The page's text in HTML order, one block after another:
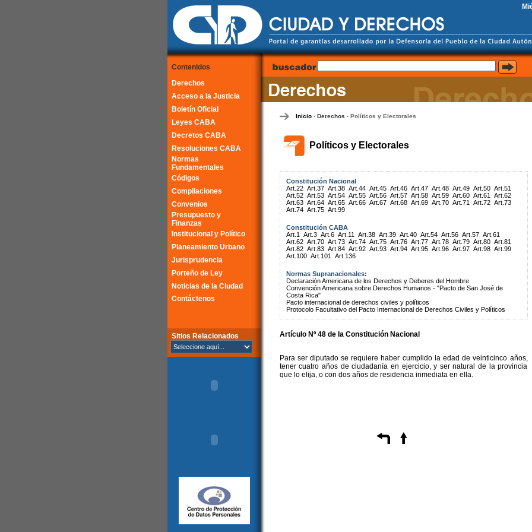
Contenidos
Derechos
Acceso a la Justicia
Boletín Oficial
Leyes CABA
Decretos CABA
Resoluciones CABA
Normas
Fundamentales
Códigos
Compilaciones
Convenios
Presupuesto y
Finanzas
Institucional y Político
Planeamiento Urbano
Jurisprudencia
Porteño de Ley
Noticias de la Ciudad
Contáctenos
Sitios Relacionados
Inicio- Derechos - Políticos y Electorales
Políticos y Electorales
Constitución Nacional
Art.22 Art.37 Art.38 Art.44 Art.45 Art.46 Art.47 Art.48 Art.49 Art.50 Art.51
Art.52 Art.53 Art.54 Art.55 Art.56 Art.57 Art.58 Art.59 Art.60 Art.61
Art.62
Art.63 Art.64 Art.65 Art.66 Art.67 Art.68 Art.69 Art.70 Art.71 Art.72 Art.73
Art.74 Art.75 Art.99
Constitución CABA
Art.1
Art.3 Art.6 Art.11 Art.38 Art.39 Art.40 Art.54 Art.56 Art.57 Art.61
Art.62 Art.70 Art.73 Art.74 Art.75 Art.76 Art.77 Art.78 Art.79 Art.80 Art.81
Art.82 Art.83 Art.84 Art.92 Art.93 Art.94 Art.95 Art.96 Art.97 Art.98 Art.99
Art.100 Art.101 Art.136
Normas Supranacionales:
Declaración Americana de los Derechos y Deberes del Hombre
Convención Americana sobre Derechos Humanos - "Pacto de San José de
Costa Rica"
Pacto internacional de derechos civiles y políticos
Protocolo Facultativo del Pacto Internacional de Derechos Civiles y Políticos
Artículo Nº 48 de la Constitución Nacional
Para ser diputado se requiere haber cumplido la edad de veinticinco años,
tener cuatro años de ciudadanía en ejercicio, y ser natural de la provincia
que lo elija, o con dos años de residencia inmediata en ella.